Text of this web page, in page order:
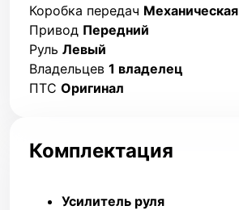
Коробка передач Механическая
Привод Передний
Руль Левый
Владельцев 1 владелец
ПТС Оригинал
Комплектация
Усилитель руля